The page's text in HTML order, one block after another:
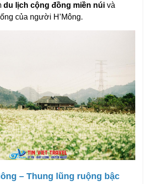
du lịch cộng đồng miền núi và
của người H’Mông.
– Thung lũng ruộng bậc